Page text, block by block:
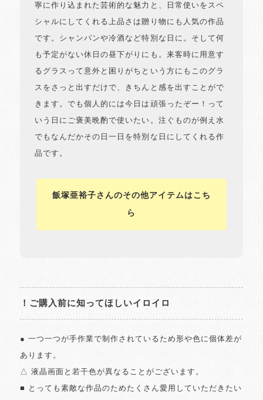
寧に作り込まれた芸術的な魅力と、日常使いをスペ
シャルにしてくれる上品さは贈り物にも人気の作品
です。シャンパンや冷酒など特別な日に。そして何
も予定がない休日の昼下がりにも。来客時に用意す
るグラスって意外と困りがちという方にもこのグラ
スをさっと出すだけで、きちんと感を出すことがで
きます。でも個人的には今日は頑張ったぞー！って
いう日にご褒美晩酌で使いたい。注ぐものが例え水
でもなんだかその日一日を特別な日にしてくれる作
品です。
飯塚亜裕子さんのその他アイテムはこち
ら
！ご購入前に知ってほしいイロイロ
● 一つ一つが手作業で制作されているため形や色に個体差が
あります。
△ 液晶画面と若干色が異なることがございます。
■ とっても素敵な作品のためたくさん愛用していただきたい